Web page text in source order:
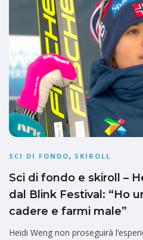
SCI DI FONDO, SKIROLL
Sci di fondo e skiroll –
dal Blink Festival: “Ho
cadere e farmi male”
Heidi Weng non proseguirà